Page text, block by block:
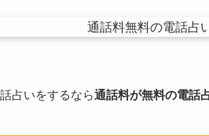
占いをするなら通話料が無料の電話